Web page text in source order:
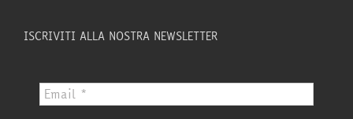
ISCRIVITI ALLA NOSTRA NEWSLETTER